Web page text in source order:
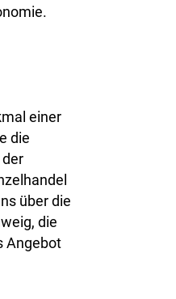
einer
die
über die
die
Angebot